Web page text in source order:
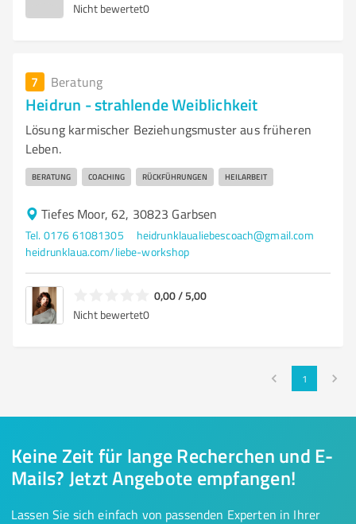
Nicht bewertet0
7 Beratung
Heidrun - strahlende Weiblichkeit
Lösung karmischer Beziehungsmuster aus früheren
Leben.
BERATUNG COACHING RÜCKFÜHRUNGEN HEILARBEIT
Tiefes Moor, 62, 30823 Garbsen
Tel. 0176 61081305
heidrunklaualiebescoach@gmail.com
heidrunklaua.com/liebe-workshop
0,00 / 5,00
Nicht bewertet0
1
Keine Zeit für lange Recherchen und E-
Mails? Jetzt Angebote empfangen!
Lassen Sie sich einfach von passenden Experten in Ihrer